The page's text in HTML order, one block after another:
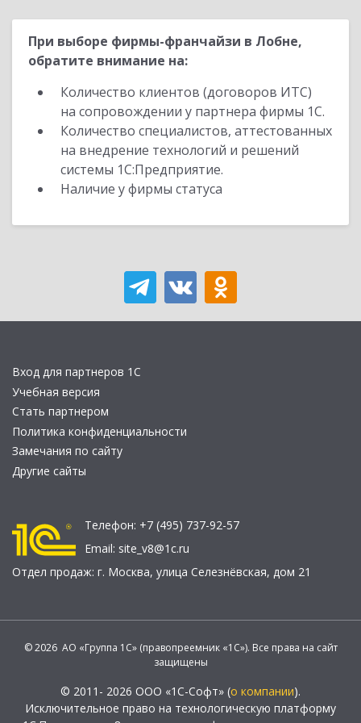
При выборе фирмы-франчайзи в Лобне,
обратите внимание на:
Количество клиентов (договоров ИТС)
на сопровождении у партнера фирмы 1С.
Количество специалистов, аттестованных
на внедрение технологий и решений
системы 1С:Предприятие.
Наличие у фирмы статуса
Вход для партнеров 1С
Учебная версия
Стать партнером
Политика конфиденциальности
Замечания по сайту
Другие сайты
Телефон: +7 (495) 737-92-57
Email: site_v8@1c.ru
Отдел продаж: г. Москва, улица Селезнёвская, дом 21
© 2026 АО «Группа 1С» (правопреемник «1С»). Все права на сайт
защищены
© 2011- 2026 ООО «1С-Софт» (о компании).
Исключительное право на технологическую платформу